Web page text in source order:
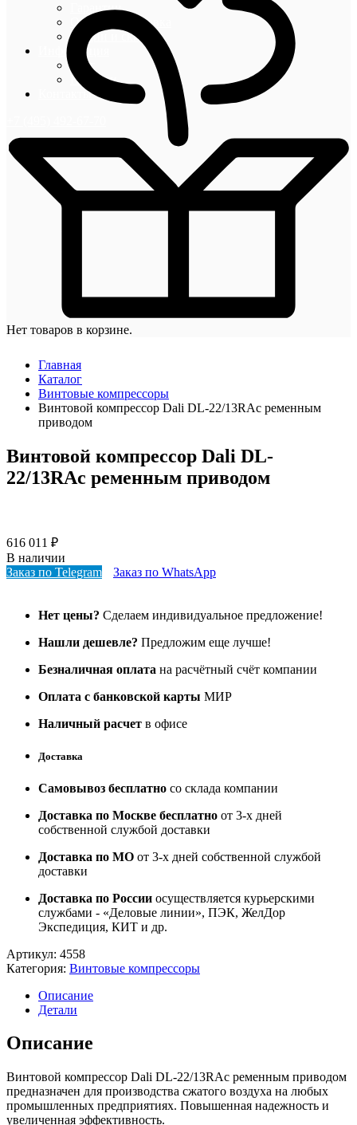
Гарантии
Оплата и доставка
Акции и скидки
Информация
Блог
Новости
Контакты
Нет товаров в корзине.
Главная
Каталог
Винтовые компрессоры
Винтовой компрессор Dali DL-22/13RAс ременным
приводом
Винтовой компрессор Dali DL-
22/13RAс ременным приводом
616 011 ₽
В наличии
Заказ по Telegram
Заказ по WhatsApp
Нет цены? Сделаем индивидуальное предложение!
Нашли дешевле? Предложим еще лучше!
Безналичная оплата на расчётный счёт компании
Оплата с банковской карты МИР
Наличный расчет в офисе
Доставка
Самовывоз бесплатно со склада компании
Доставка по Москве бесплатно от 3-х дней
собственной службой доставки
Доставка по МО от 3-х дней собственной службой
доставки
Доставка по России осуществляется курьерскими
службами - «Деловые линии», ПЭК, ЖелДор
Экспедиция, КИТ и др.
Артикул: 4558
Категория: Винтовые компрессоры
Описание
Детали
Описание
Винтовой компрессор Dali DL-22/13RAс ременным приводом
предназначен для производства сжатого воздуха на любых
промышленных предприятиях. Повышенная надежность и
увеличенная эффективность.